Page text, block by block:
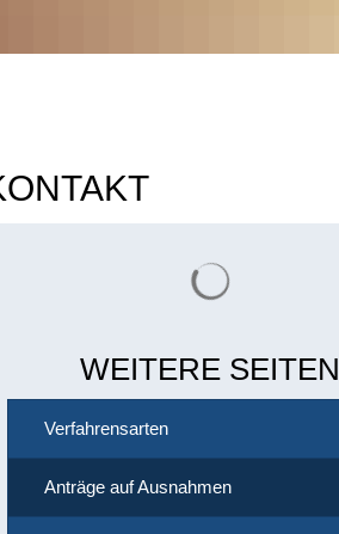
WEITERE SEITEN
Verfahrensarten
Anträge auf Ausnahmen